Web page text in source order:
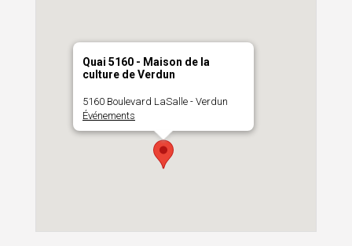
Quai 5160 - Maison de la
culture de Verdun
5160 Boulevard LaSalle - Verdun
Événements